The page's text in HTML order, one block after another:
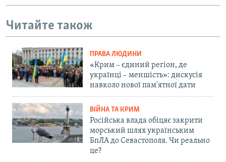
Читайте також
ПРАВА ЛЮДИНИ
«Крим – єдиний регіон, де
українці – меншість»: дискусія
навколо нової пам'ятної дати
ВІЙНА ТА КРИМ
Російська влада обіцяє закрити
морський шлях українським
БпЛА до Севастополя. Чи реально
це?